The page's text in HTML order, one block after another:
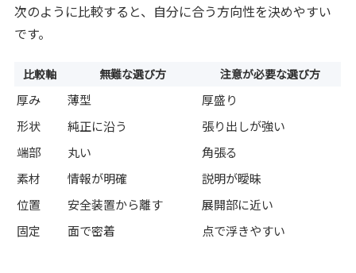
次のように比較すると、自分に合う方向性を決めやすい
です。
比較軸 無難な選び方 注意が必要な選び方
厚み 薄型
厚盛り
形状
純正に沿う
張り出しが強い
端部
丸い
角張る
素材
情報が明確
説明が曖昧
位置
安全装置から離す
展開部に近い
固定
面で密着 点で浮きやすい